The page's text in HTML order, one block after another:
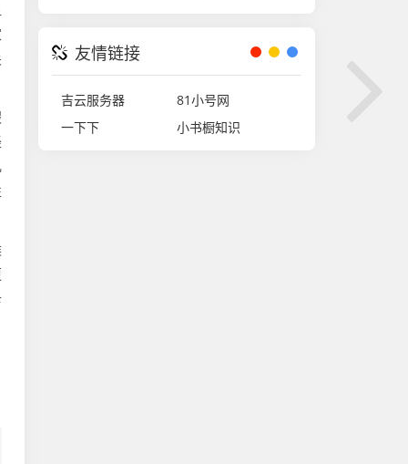
友情链接
吉云服务器
81小号网
一下下
小书橱知识